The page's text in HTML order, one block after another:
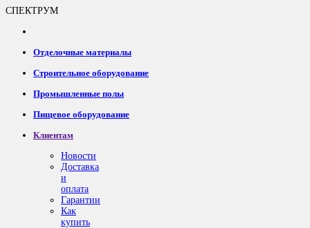
СПЕКТРУМ
Отделочные материалы
Строительное оборудование
Промышленные полы
Пищевое оборудование
Клиентам
Новости
Доставка
и
оплата
Гарантии
Как
купить